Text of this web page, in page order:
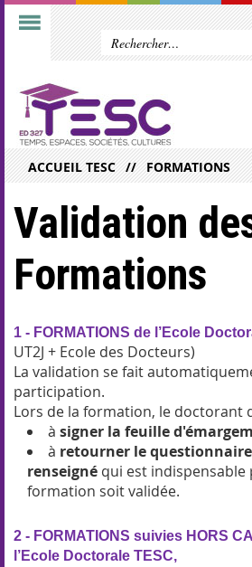
ACCUEIL TESC FORMATIONS
Validation
Formations
1 - FORMATIONS de l’Ecole
UT2J + Ecole des Docteurs)
La validation se fait
participation.
Lors de la formation, le doctorant
à signer la feuille
à retourner le
renseigné qui est
formation soit validée.
2 - FORMATIONS suivies HORS
l’Ecole Doctorale TESC,